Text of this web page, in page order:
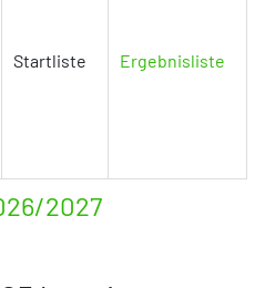
Startliste Ergebnisliste
2027